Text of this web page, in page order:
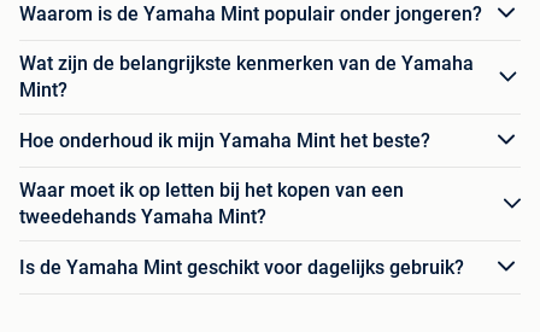
Waarom is de Yamaha Mint populair onder jongeren?
Wat zijn de belangrijkste kenmerken van de Yamaha
Mint?
Hoe onderhoud ik mijn Yamaha Mint het beste?
Waar moet ik op letten bij het kopen van een
tweedehands Yamaha Mint?
Is de Yamaha Mint geschikt voor dagelijks gebruik?